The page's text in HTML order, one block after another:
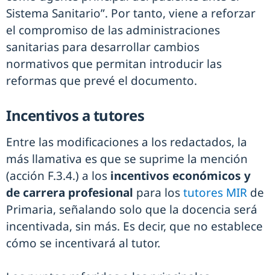
Sistema Sanitario”. Por tanto, viene a reforzar
el compromiso de las administraciones
sanitarias para desarrollar cambios
normativos que permitan introducir las
reformas que prevé el documento.
Incentivos a tutores
Entre las modificaciones a los redactados, la
más llamativa es que se suprime la mención
(acción F.3.4.) a los incentivos económicos y
de carrera profesional para lostutores MIR de
Primaria, señalando solo que la docencia será
incentivada, sin más. Es decir, que no establece
cómo se incentivará al tutor.